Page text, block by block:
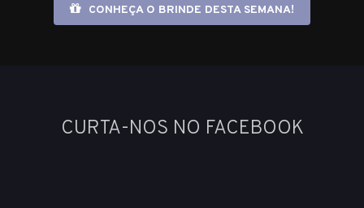
CONHEÇA O BRINDE DESTA SEMANA!
CURTA-NOS NO FACEBOOK